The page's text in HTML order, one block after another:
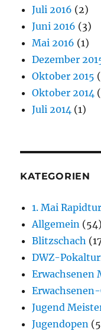
Juli 2016 (2)
Juni 2016 (3)
Mai 2016 (1)
Dezember
Oktober 2015
Oktober 2014
Juli 2014 (1)
KATEGORIEN
1. Mai
Allgemein (54)
Blitzschach
DWZ-
Erwachsenen
Jugend
Jugendopen